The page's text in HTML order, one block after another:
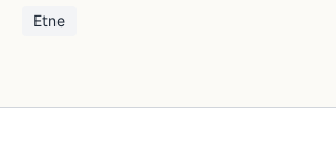
Etne